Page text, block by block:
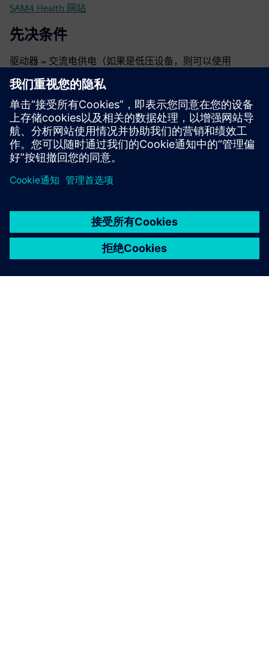
SAM4 Health 网站
先决条件
驱动器 = 交流电供电（如果是低压设备，则可以使用
FVD/VSD）
设备 = 旋转
连接（4G、WiFi、局域网）
SAM4 硬件（数据采集设备）